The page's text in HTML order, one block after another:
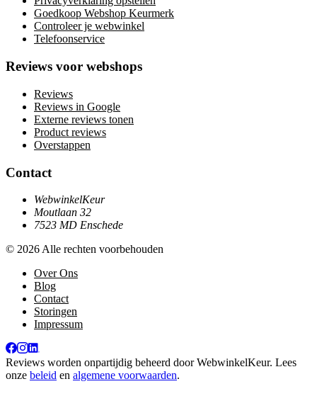
Goedkoop Webshop Keurmerk
Controleer je webwinkel
Telefoonservice
Reviews voor webshops
Reviews
Reviews in Google
Externe reviews tonen
Product reviews
Overstappen
Contact
WebwinkelKeur
Moutlaan 32
7523 MD Enschede
© 2026 Alle rechten voorbehouden
Over Ons
Blog
Contact
Storingen
Impressum
Reviews worden onpartijdig beheerd doorWebwinkelKeur. Lees
onze beleid en algemene voorwaarden.